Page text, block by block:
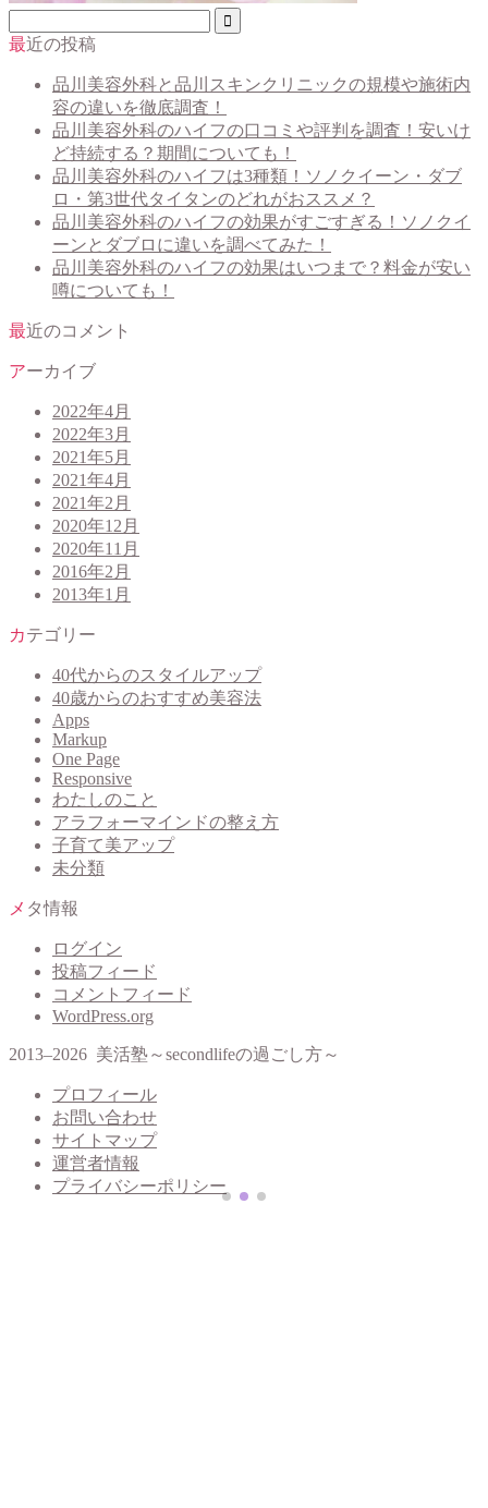
最近の投稿
品川美容外科と品川スキンクリニックの規模や施術内
容の違いを徹底調査！
品川美容外科のハイフの口コミや評判を調査！安いけ
ど持続する？期間についても！
品川美容外科のハイフは3種類！ソノクイーン・ダブ
ロ・第3世代タイタンのどれがおススメ？
品川美容外科のハイフの効果がすごすぎる！ソノクイ
ーンとダブロに違いを調べてみた！
品川美容外科のハイフの効果はいつまで？料金が安い
噂についても！
最近のコメント
アーカイブ
2022年4月
2022年3月
2021年5月
2021年4月
2021年2月
2020年12月
2020年11月
2016年2月
2013年1月
カテゴリー
40代からのスタイルアップ
40歳からのおすすめ美容法
Apps
Markup
One Page
Responsive
わたしのこと
アラフォーマインドの整え方
子育て美アップ
未分類
メタ情報
ログイン
投稿フィード
コメントフィード
WordPress.org
2013–2026 美活塾～secondlifeの過ごし方～
プロフィール
お問い合わせ
サイトマップ
運営者情報
プライバシーポリシー